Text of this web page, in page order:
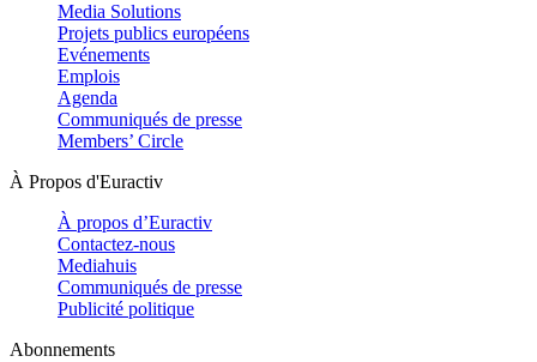
Media Solutions
Projets publics européens
Evénements
Emplois
Agenda
Communiqués de presse
Members’ Circle
À Propos d'Euractiv
À propos d’Euractiv
Contactez-nous
Mediahuis
Communiqués de presse
Publicité politique
Abonnements